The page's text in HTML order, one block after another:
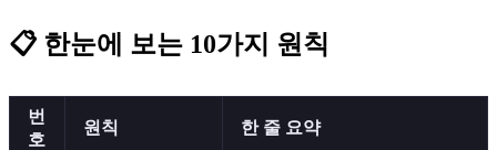
📋 한눈에 보는 10가지 원칙
번
호
원칙 한 줄 요약